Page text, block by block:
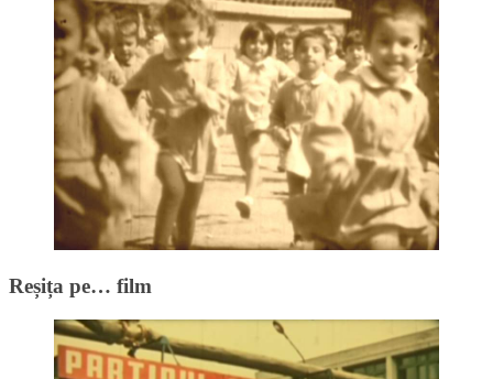
Reșița pe… film